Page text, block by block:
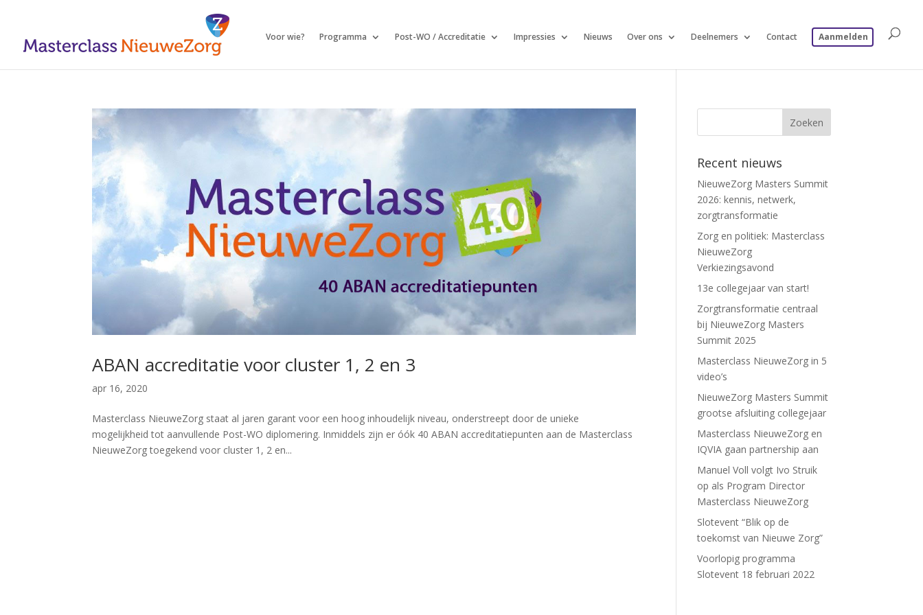
Voor wie? Programma Post-WO / Accreditatie Impressies Nieuws Over ons Deelnemers Contact Aanmelden
ABAN accreditatie voor cluster 1, 2 en 3
apr 16, 2020
Masterclass NieuweZorg staat al jaren garant voor een hoog inhoudelijk niveau, onderstreept door de unieke
mogelijkheid tot aanvullende Post-WO diplomering. Inmiddels zijn er óók 40 ABAN accreditatiepunten aan de Masterclass
NieuweZorg toegekend voor cluster 1, 2 en...
Recent nieuws
NieuweZorg Masters Summit
2026: kennis, netwerk,
zorgtransformatie
Zorg en politiek: Masterclass
NieuweZorg
Verkiezingsavond
13e collegejaar van start!
Zorgtransformatie centraal
bij NieuweZorg Masters
Summit 2025
Masterclass NieuweZorg in 5
video’s
NieuweZorg Masters Summit
grootse afsluiting collegejaar
Masterclass NieuweZorg en
IQVIA gaan partnership aan
Manuel Voll volgt Ivo Struik
op als Program Director
Masterclass NieuweZorg
Slotevent “Blik op de
toekomst van Nieuwe Zorg”
Voorlopig programma
Slotevent 18 februari 2022